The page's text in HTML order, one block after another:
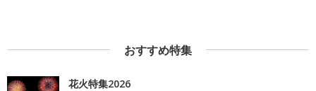
おすすめ特集
花火特集2026